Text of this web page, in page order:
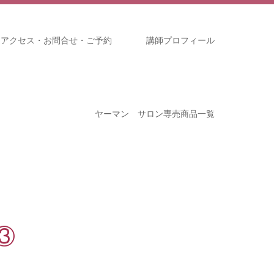
アクセス・お問合せ・ご予約 講師プロフィール
ヤーマン サロン専売商品一覧